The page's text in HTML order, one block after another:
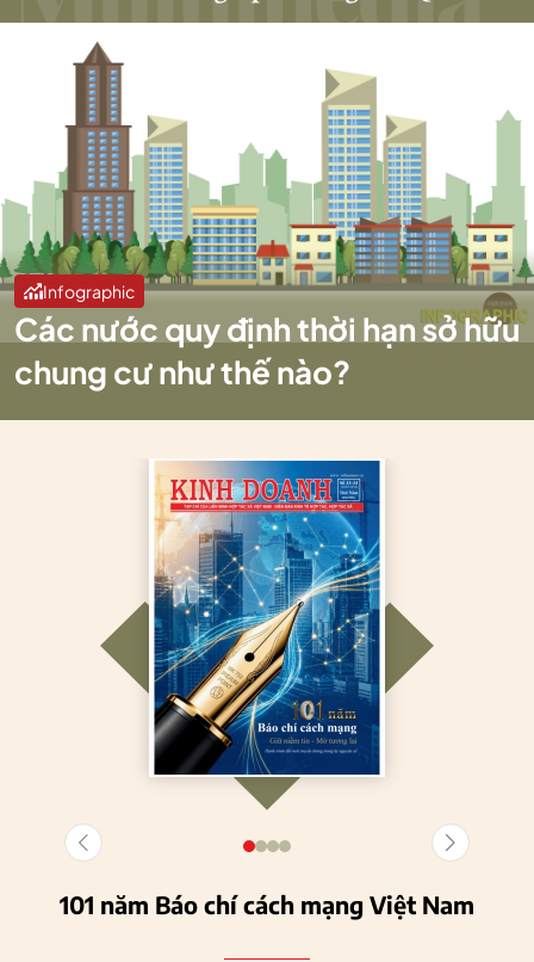
Infographic
Các nước quy định thời hạn sở hữu
chung cư như thế nào?
101 năm Báo chí cách mạng Việt Nam